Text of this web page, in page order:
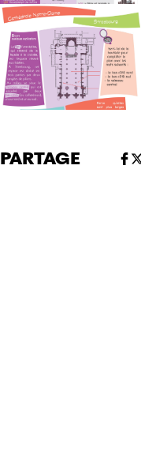
PARTAGE